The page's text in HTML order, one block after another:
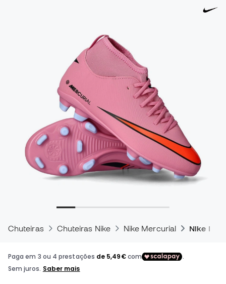
Chuteiras Chuteiras Nike Nike Mercurial Nike